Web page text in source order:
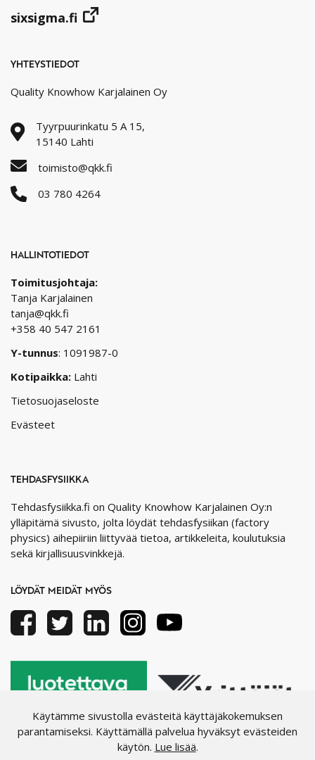
sixsigma.fi
YHTEYSTIEDOT
Quality Knowhow Karjalainen Oy
Tyyrpuurinkatu 5 A 15,
15140 Lahti
toimisto@qkk.fi
03 780 4264
HALLINTOTIEDOT
Toimitusjohtaja:
Tanja Karjalainen
tanja@qkk.fi
+358 40 547 2161
Y-tunnus: 1091987-0
Kotipaikka: Lahti
Tietosuojaseloste
Evästeet
TEHDASFYSIIKKA
Tehdasfysiikka.fi on Quality Knowhow Karjalainen Oy:n
ylläpitämä sivusto, jolta löydät tehdasfysiikan (factory
physics) aihepiiriin liittyvää tietoa, artikkeleita, koulutuksia
sekä kirjallisuusvinkkejä.
LÖYDÄT MEIDÄT MYÖS
FacebookTwitterLinkedinInstagramYoutube
Käytämme sivustolla evästeitä käyttäjäkokemuksen
parantamiseksi. Käyttämällä palvelua hyväksyt evästeiden
käytön. Lue lisää.